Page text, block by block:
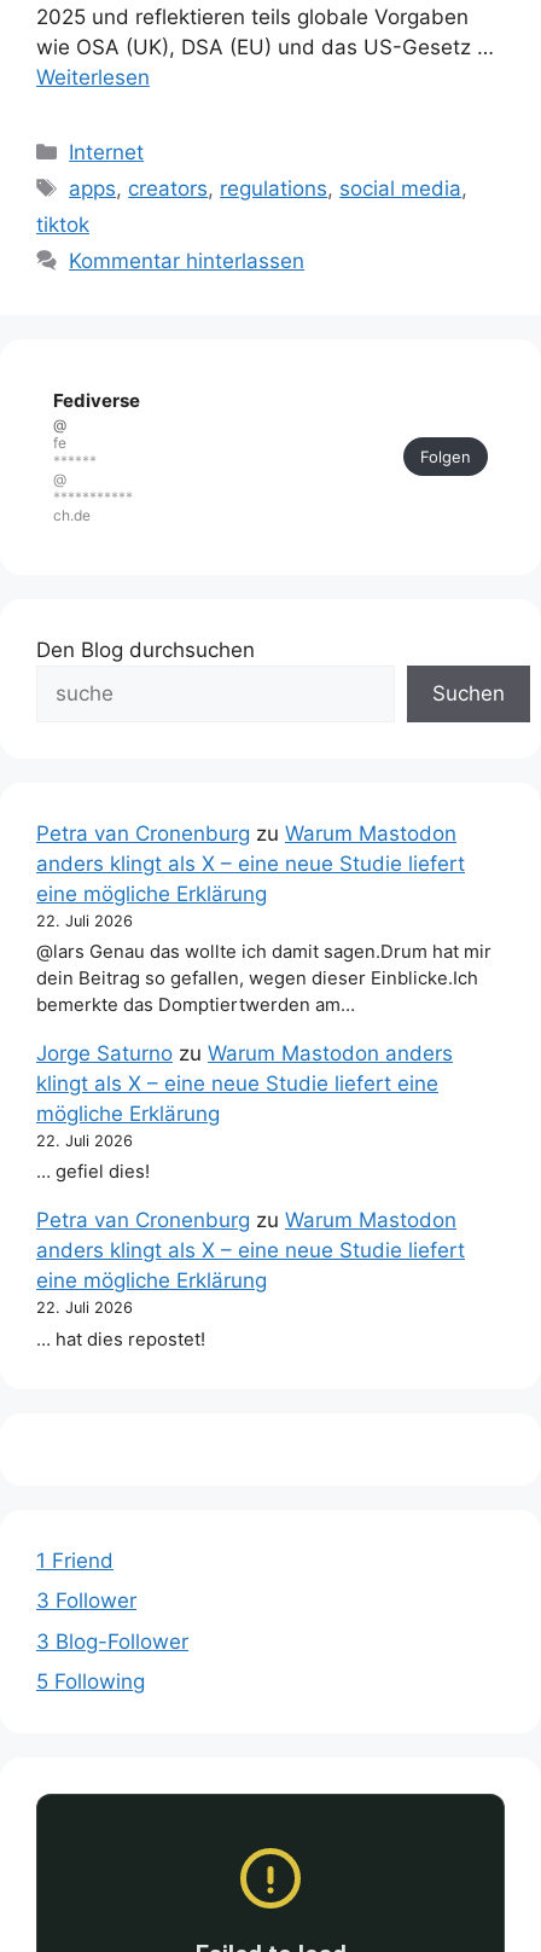
2025 und reflektieren teils globale Vorgaben
wie OSA (UK), DSA (EU) und das US-Gesetz …
Weiterlesen
Kategorien
Internet
Schlagwörter
apps, creators, regulations, social media,
tiktok
Kommentar hinterlassen
Fediverse
@
fe
******
@
***********
ch.de
Folgen
Den Blog durchsuchen
Suchen
Petra van Cronenburg zu Warum Mastodon
anders klingt als X – eine neue Studie liefert
eine mögliche Erklärung
22. Juli 2026
@lars Genau das wollte ich damit sagen.Drum hat mir
dein Beitrag so gefallen, wegen dieser Einblicke.Ich
bemerkte das Domptiertwerden am…
Jorge Saturno zu Warum Mastodon anders
klingt als X – eine neue Studie liefert eine
mögliche Erklärung
22. Juli 2026
… gefiel dies!
Petra van Cronenburg zu Warum Mastodon
anders klingt als X – eine neue Studie liefert
eine mögliche Erklärung
22. Juli 2026
… hat dies repostet!
1 Friend
3 Follower
3 Blog-Follower
5 Following